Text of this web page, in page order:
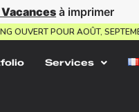
à imprimer
OUVERT POUR AOÛT,
Services